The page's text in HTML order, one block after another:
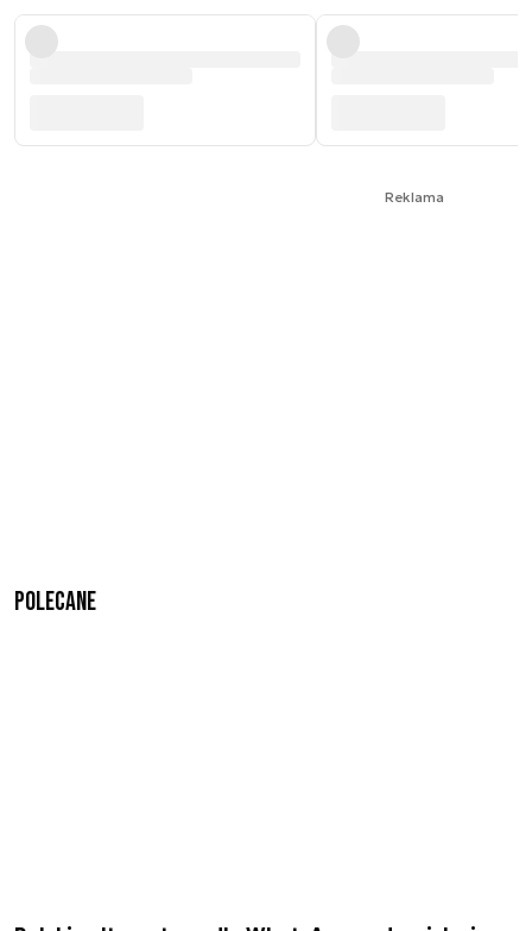
Reklama
Polecane